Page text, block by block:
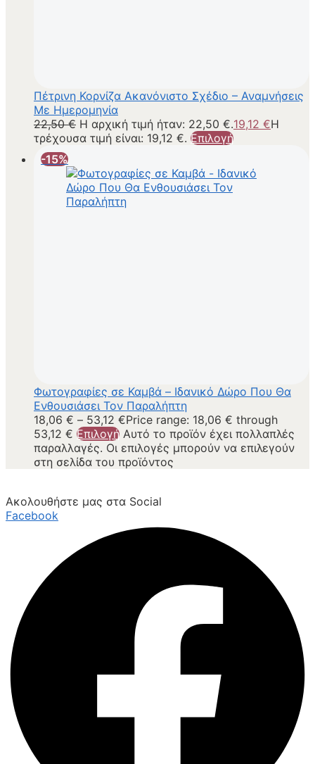
Πέτρινη Κορνίζα Ακανόνιστο Σχέδιο – Αναμνήσεις
Με Ημερομηνία
22,50€ Η αρχική τιμή ήταν: 22,50 €.19,12 €Η
τρέχουσα τιμή είναι: 19,12 €. Επιλογή
-15%
Φωτογραφίες σε Καμβά – Ιδανικό Δώρο Που Θα
Ενθουσιάσει Τον Παραλήπτη
18,06 € – 53,12 €Price range: 18,06 € through
53,12 € Επιλογή Αυτό το προϊόν έχει πολλαπλές
παραλλαγές. Οι επιλογές μπορούν να επιλεγούν
στη σελίδα του προϊόντος
Ακολουθήστε μας στα Social
Facebook